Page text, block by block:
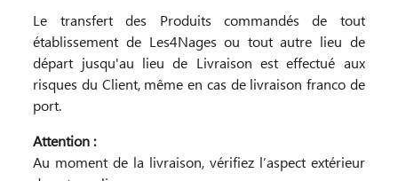
Le transfert des Produits commandés de tout
établissement de Les4Nages ou tout autre lieu de
départ jusqu'au lieu de Livraison est effectué aux
risques du Client, même en cas de livraison franco de
port.
Attention :
Au moment de la livraison, vérifiez l’aspect extérieur